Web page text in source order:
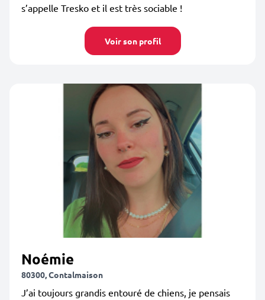
s’appelle Tresko et il est très sociable !
Voir son profil
Noémie
80300, Contalmaison
J’ai toujours grandis entouré de chiens, je pensais